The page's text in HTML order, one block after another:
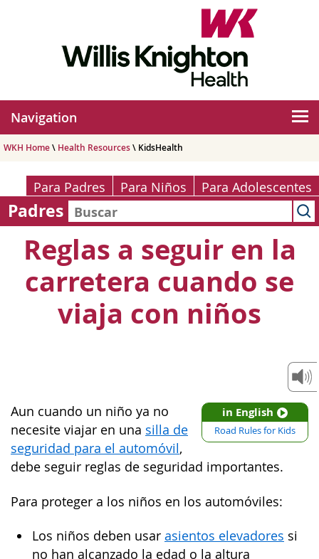
Navigation
WKH Home\ Health Resources\ KidsHealth
Para Padres Para Niños Para Adolescentes
Padres
Reglas a seguir en la
carretera cuando se
viaja con niños
in English
Road Rules for Kids
Aun cuando un niño ya no
necesite viajar en una silla de
seguridad para el automóvil,
debe seguir reglas de seguridad importantes.
Para proteger a los niños en los automóviles:
Los niños deben usar asientos elevadores si
no han alcanzado la edad o la altura